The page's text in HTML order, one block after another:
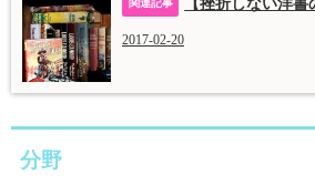
【挫折しない洋書
2017-02-20
分野